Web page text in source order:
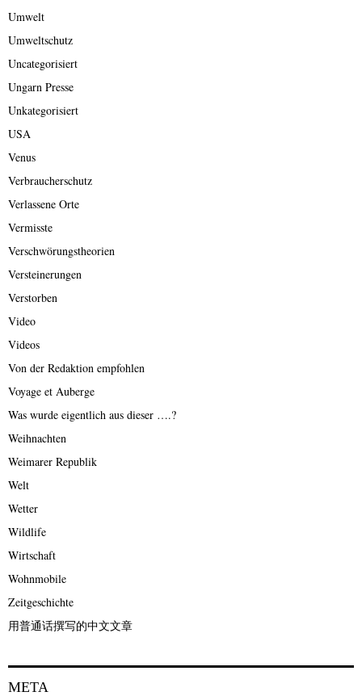
Umwelt
Umweltschutz
Uncategorisiert
Ungarn Presse
Unkategorisiert
USA
Venus
Verbraucherschutz
Verlassene Orte
Vermisste
Verschwörungstheorien
Versteinerungen
Verstorben
Video
Videos
Von der Redaktion empfohlen
Voyage et Auberge
Was wurde eigentlich aus dieser ….?
Weihnachten
Weimarer Republik
Welt
Wetter
Wildlife
Wirtschaft
Wohnmobile
Zeitgeschichte
用普通话撰写的中文文章
META